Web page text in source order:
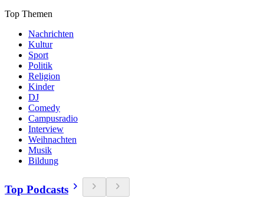
Top Themen
Nachrichten
Kultur
Sport
Politik
Religion
Kinder
DJ
Comedy
Campusradio
Interview
Weihnachten
Musik
Bildung
Top Podcasts